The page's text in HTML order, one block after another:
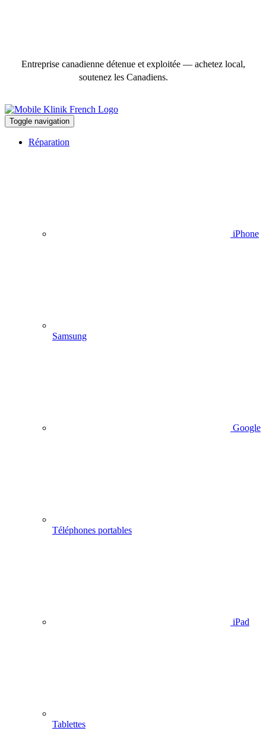
Entreprise canadienne détenue et exploitée — achetez local,
soutenez les Canadiens.
Toggle navigation
Réparation
iPhone
Samsung
Google
Téléphones portables
iPad
Tablettes